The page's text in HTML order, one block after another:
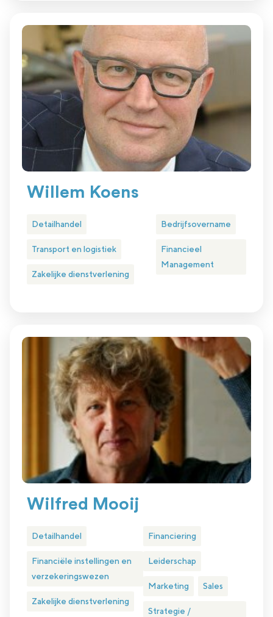
Willem Koens
Detailhandel
Transport en logistiek
Zakelijke dienstverlening
Bedrijfsovername
Financieel
Management
Wilfred Mooij
Detailhandel
Financiële instellingen en
verzekeringswezen
Zakelijke dienstverlening
Financiering
Leiderschap
Marketing Sales
Strategie /